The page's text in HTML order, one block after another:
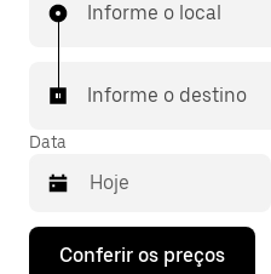
Informe o local
Informe o destino
Data
Pressione
Conferir os preços